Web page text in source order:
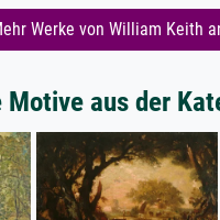
Werke von William Keith
Motive aus der